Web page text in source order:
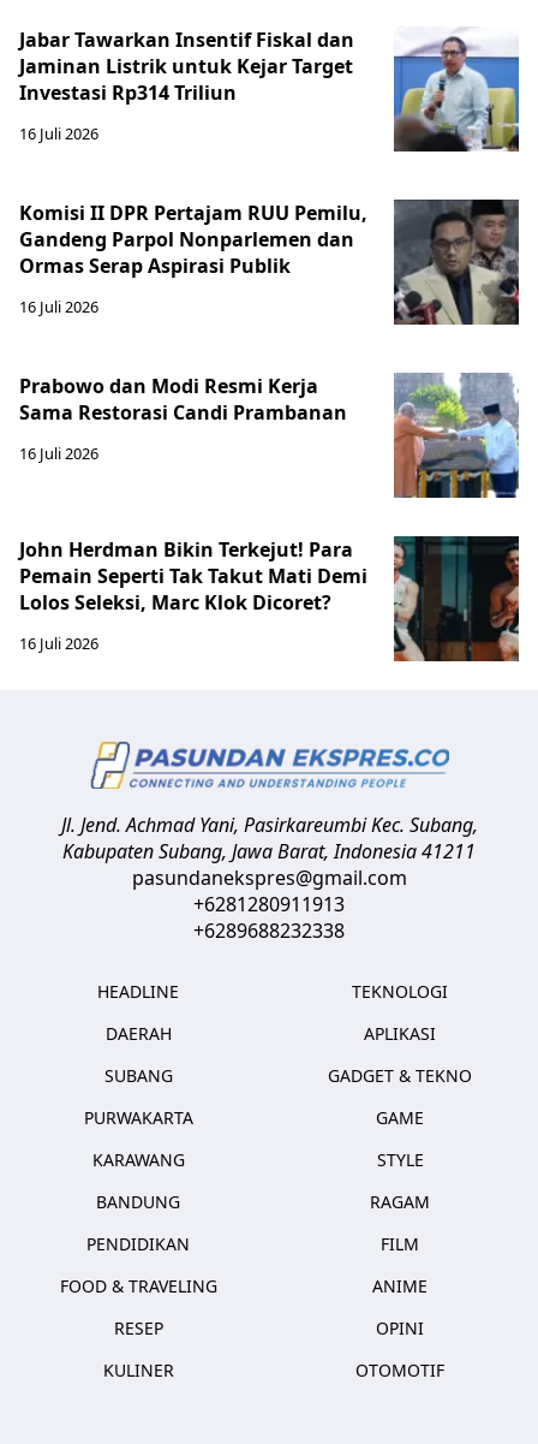
Jabar Tawarkan Insentif Fiskal dan
Jaminan Listrik untuk Kejar Target
Investasi Rp314 Triliun
16 Juli 2026
Komisi II DPR Pertajam RUU Pemilu,
Gandeng Parpol Nonparlemen dan
Ormas Serap Aspirasi Publik
16 Juli 2026
Prabowo dan Modi Resmi Kerja
Sama Restorasi Candi Prambanan
16 Juli 2026
John Herdman Bikin Terkejut! Para
Pemain Seperti Tak Takut Mati Demi
Lolos Seleksi, Marc Klok Dicoret?
16 Juli 2026
Jl. Jend. Achmad Yani, Pasirkareumbi Kec. Subang,
Kabupaten Subang, Jawa Barat,Indonesia41211
pasundanekspres@gmail.com
+6281280911913
+6289688232338
HEADLINE
DAERAH
SUBANG
PURWAKARTA
KARAWANG
BANDUNG
PENDIDIKAN
FOOD & TRAVELING
RESEP
KULINER
TEKNOLOGI
APLIKASI
GADGET & TEKNO
GAME
STYLE
RAGAM
FILM
ANIME
OPINI
OTOMOTIF